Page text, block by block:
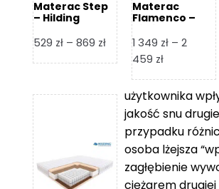
Materac Step
– Hilding
529 zł – 869 złZakres
cen:
529 zł
do
869 zł
Materac
Flamenco –
1 349 zł – 2
459 złZakres
od
1
349 zł
2
459 zł
użytkownika
jakość snu
przypadku
osoba lżejsza
zagłębienie
ciężarem drugiej